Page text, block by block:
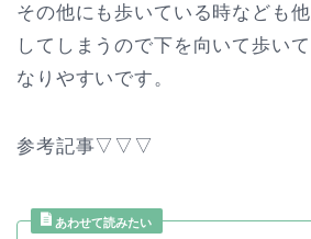
その他にも歩いている時なども
してしまうので下を向いて歩い
なりやすいです。
参考記事▽▽▽